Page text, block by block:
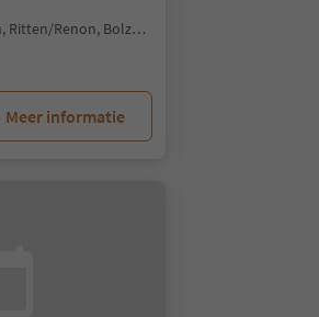
Collalbo/Klobenstein, Ritten/Renon, Bolzano/Bozen and environs
Meer informatie